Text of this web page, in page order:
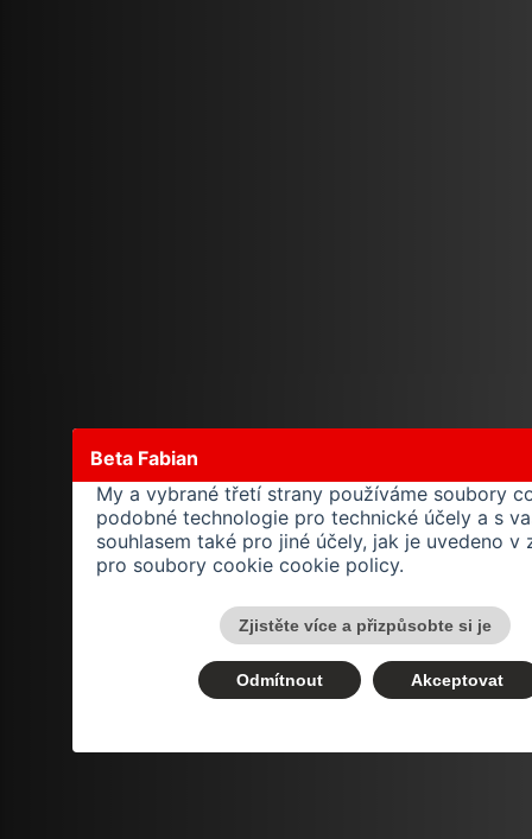
Beta Fabian
My a vybrané třetí strany používáme soubory
podobné technologie pro technické účely a s
souhlasem také pro jiné účely, jak je uvedeno v
pro soubory cookiecookie policy.
Zjistěte více a přizpůsobte si je
Odmítnout Akceptovat